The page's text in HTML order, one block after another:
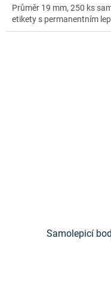
Průměr 19 mm, 250 ks
etikety s permanentním
Samolepicí